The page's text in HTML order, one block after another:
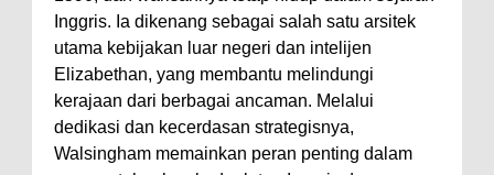
Inggris. Ia dikenang sebagai salah satu arsitek
utama kebijakan luar negeri dan intelijen
Elizabethan, yang membantu melindungi
kerajaan dari berbagai ancaman. Melalui
dedikasi dan kecerdasan strategisnya,
Walsingham memainkan peran penting dalam